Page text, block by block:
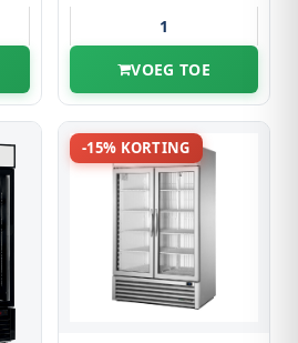
VOEG TOE
-15% KORTING